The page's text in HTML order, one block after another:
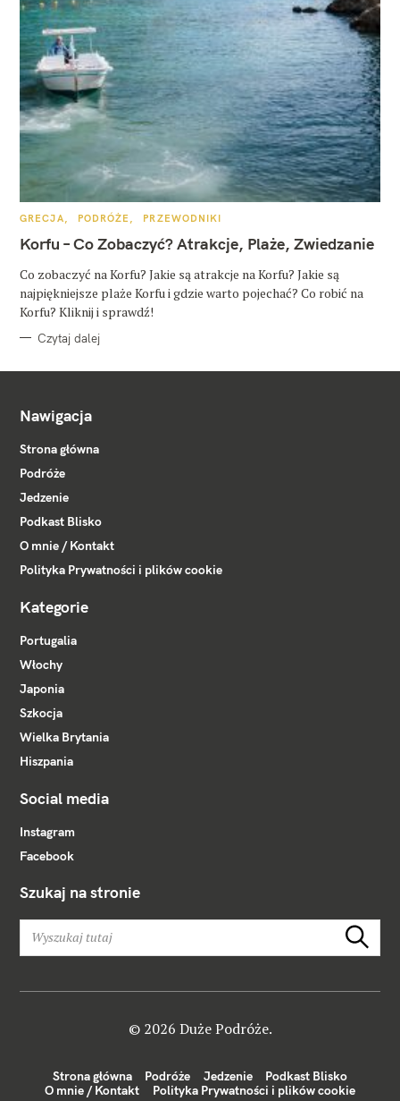
K
T
E
O
R
I
GRECJA PODRÓŻE PRZEWODNIKI
Korfu – Co Zobaczyć? Atrakcje, Plaże, Zwiedzanie
Co zobaczyć na Korfu? Jakie są atrakcje na Korfu? Jakie są
najpiękniejsze plaże Korfu i gdzie warto pojechać? Co robić na
Korfu? Kliknij i sprawdź!
Czytaj dalej
Nawigacja
Strona główna
Podróże
Jedzenie
Podkast Blisko
O mnie / Kontakt
Polityka Prywatności i plików cookie
Kategorie
Portugalia
Włochy
Japonia
Szkocja
Wielka Brytania
Hiszpania
Social media
Instagram
Facebook
Szukaj na stronie
Szukaj
Strona główna Podróże Jedzenie
Podkast Blisko
O mnie / Kontakt
Polityka Prywatności i plików cookie
© 2026 Duże Podróże.